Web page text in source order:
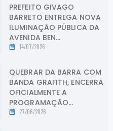
PREFEITO GIVAGO
BARRETO ENTREGA NOVA
ILUMINAÇÃO PÚBLICA DA
AVENIDA BEN...
14/07/2026
QUEBRAR DA BARRA COM
BANDA GRAFITH, ENCERRA
OFICIALMENTE A
PROGRAMAÇÃO...
27/06/2026